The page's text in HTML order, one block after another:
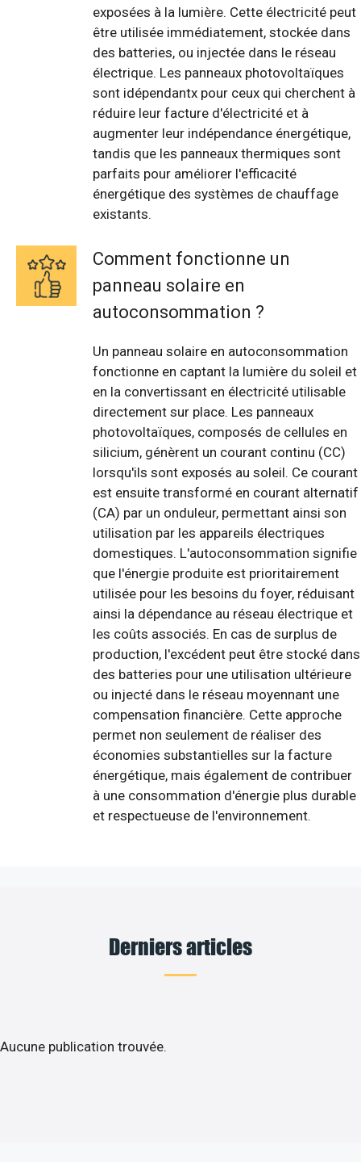
exposées à la lumière. Cette électricité peut
être utilisée immédiatement, stockée dans
des batteries, ou injectée dans le réseau
électrique. Les panneaux photovoltaïques
sont idépendantx pour ceux qui cherchent à
réduire leur facture d'électricité et à
augmenter leur indépendance énergétique,
tandis que les panneaux thermiques sont
parfaits pour améliorer l'efficacité
énergétique des systèmes de chauffage
existants.
Comment fonctionne un
panneau solaire en
autoconsommation ?
Un panneau solaire en autoconsommation
fonctionne en captant la lumière du soleil et
en la convertissant en électricité utilisable
directement sur place. Les panneaux
photovoltaïques, composés de cellules en
silicium, génèrent un courant continu (CC)
lorsqu'ils sont exposés au soleil. Ce courant
est ensuite transformé en courant alternatif
(CA) par un onduleur, permettant ainsi son
utilisation par les appareils électriques
domestiques. L'autoconsommation signifie
que l'énergie produite est prioritairement
utilisée pour les besoins du foyer, réduisant
ainsi la dépendance au réseau électrique et
les coûts associés. En cas de surplus de
production, l'excédent peut être stocké dans
des batteries pour une utilisation ultérieure
ou injecté dans le réseau moyennant une
compensation financière. Cette approche
permet non seulement de réaliser des
économies substantielles sur la facture
énergétique, mais également de contribuer
à une consommation d'énergie plus durable
et respectueuse de l'environnement.
Derniers articles
Aucune publication trouvée.